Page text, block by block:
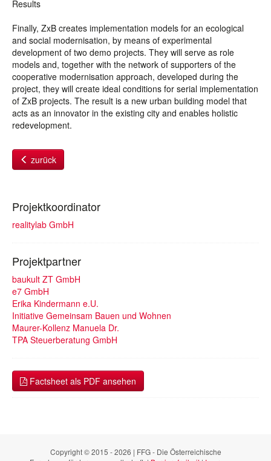
Results
Finally, ZxB creates implementation models for an ecological
and social modernisation, by means of experimental
development of two demo projects. They will serve as role
models and, together with the network of supporters of the
cooperative modernisation approach, developed during the
project, they will create ideal conditions for serial implementation
of ZxB projects. The result is a new urban building model that
acts as an innovator in the existing city and enables holistic
redevelopment.
zurück
Projektkoordinator
realitylab GmbH
Projektpartner
baukult ZT GmbH
e7 GmbH
Erika Kindermann e.U.
Initiative Gemeinsam Bauen und Wohnen
Maurer-Kollenz Manuela Dr.
TPA Steuerberatung GmbH
Factsheet als PDF ansehen
Copyright © 2015 - 2026 | FFG - Die Österreichische